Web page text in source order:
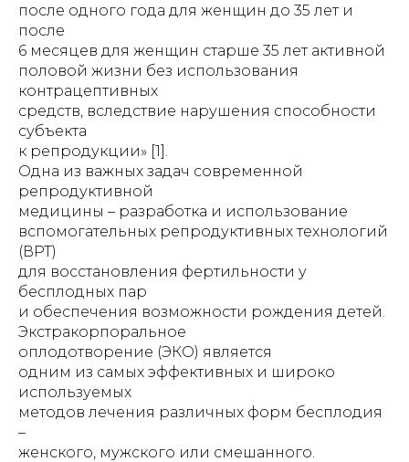
после одного года для женщин до 35 лет и
после
6 месяцев для женщин старше 35 лет активной
половой жизни без использования
контрацептивных
средств, вследствие нарушения способности
субъекта
к репродукции» [1].
Одна из важных задач современной
репродуктивной
медицины – разработка и использование
вспомогательных репродуктивных технологий
(ВРТ)
для восстановления фертильности у
бесплодных пар
и обеспечения возможности рождения детей.
Экстракорпоральное
оплодотворение (ЭКО) является
одним из самых эффективных и широко
используемых
методов лечения различных форм бесплодия
–
женского, мужского или смешанного.